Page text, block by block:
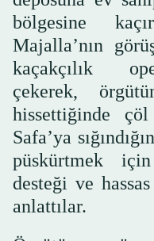
bölgesine
Majalla’nın
kaçakçılık
çekerek,
hissettiğinde
Safa’ya
püskürtmek
desteği ve
anlattılar.